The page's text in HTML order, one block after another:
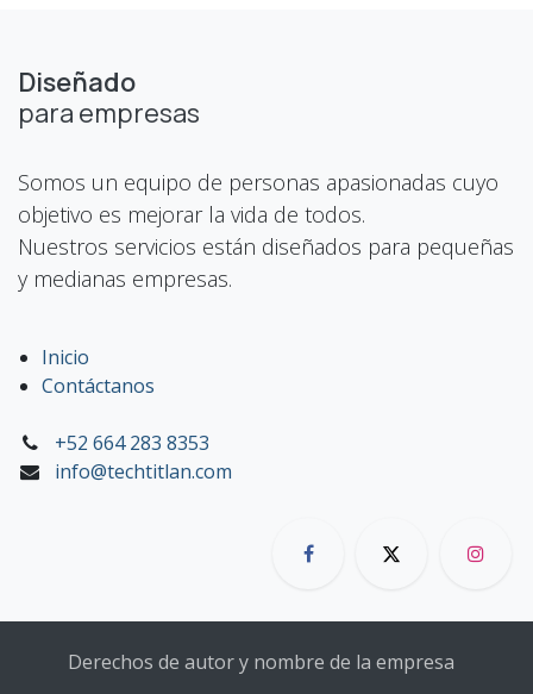
Diseñado
para empresas
Somos un equipo de personas apasionadas cuyo
objetivo es mejorar la vida de todos.
Nuestros servicios están diseñados para pequeñas
y medianas empresas.
Inicio
Contáctanos
+52 664 283 8353
info@techtitlan.com
Derechos de autor y nombre de la empresa